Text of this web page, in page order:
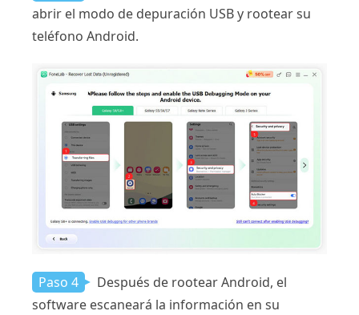
abrir el modo de depuración USB y rootear su
teléfono Android.
Paso 4
Después de rootear Android, el
software escaneará la información en su